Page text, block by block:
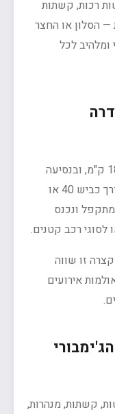
רכות, קשתות
— הסלון או החצר
לכל
המרחק בין גדרה לרחובות הוא כ-18-20 ק"מ, ובנסיעה
רגילה מדובר בכ-20-25 דקות בלבד. דרך כביש 40 או
מתקפל ונכנס
זו שווה
אירועים
קשתות, מנהרות,